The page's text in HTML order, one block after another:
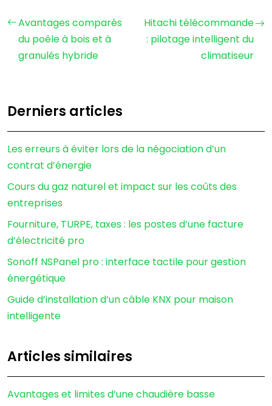
Avantages comparés
du poêle à bois et à
granulés hybride
Hitachi télécommande
: pilotage intelligent du
climatiseur
Derniers articles
Les erreurs à éviter lors de la négociation d’un
contrat d’énergie
Cours du gaz naturel et impact sur les coûts des
entreprises
Fourniture, TURPE, taxes : les postes d’une facture
d’électricité pro
Sonoff NSPanel pro : interface tactile pour gestion
énergétique
Guide d’installation d’un câble KNX pour maison
intelligente
Articles similaires
Avantages et limites d’une chaudière basse